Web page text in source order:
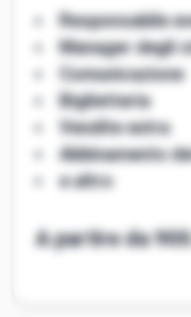
Responsabile
Manager degli
Comunicazione
Biglietteria
Vendite extra
Abbinamento
e altro
A partire da